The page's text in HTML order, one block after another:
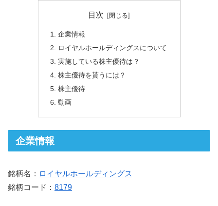
目次
企業情報
ロイヤルホールディングスについて
実施している株主優待は？
株主優待を貰うには？
株主優待
動画
企業情報
銘柄名： ロイヤルホールディングス
銘柄コード： 8179